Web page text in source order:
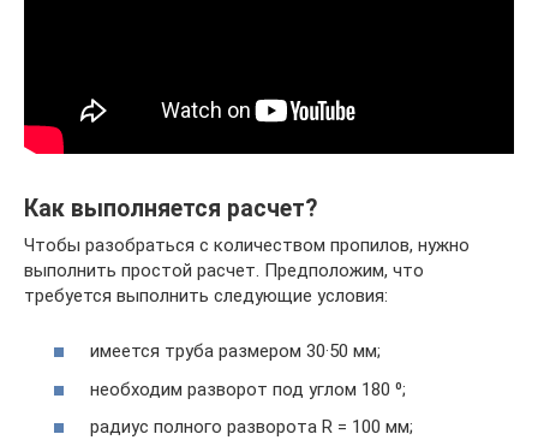
Как выполняется расчет?
Чтобы разобраться с количеством пропилов, нужно
выполнить простой расчет. Предположим, что
требуется выполнить следующие условия:
имеется труба размером 30·50 мм;
необходим разворот под углом 180 ⁰;
радиус полного разворота R = 100 мм;